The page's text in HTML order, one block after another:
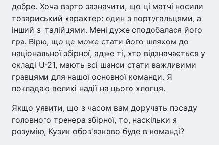
добре. Хоча варто зазначити, що ці матчі носили
товариський характер: один з португальцями, а
інший з італійцями. Мені дуже сподобалася його
гра. Вірю, що це може стати його шляхом до
національної збірної, адже ті, хто відзначається у
складі U-21, мають всі шанси стати важливими
гравцями для нашої основної команди. Я
покладаю великі надії на цього хлопця.
Якщо уявити, що з часом вам доручать посаду
головного тренера збірної, то, наскільки я
розумію, Кузик обов'язково буде в команді?